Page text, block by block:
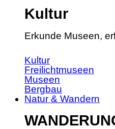
Kultur
Erkunde Museen,
Kultur
Freilichtmuseen
Museen
Bergbau
Natur & Wandern